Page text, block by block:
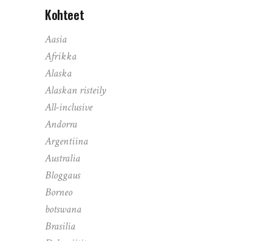
Kohteet
Aasia
Afrikka
Alaska
Alaskan risteily
All-inclusive
Andorra
Argentiina
Australia
Bloggaus
Borneo
botswana
Brasilia